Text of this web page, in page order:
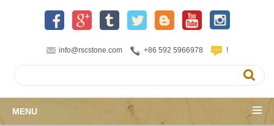
info@rscstone.com +86 592 5966978 !
MENU